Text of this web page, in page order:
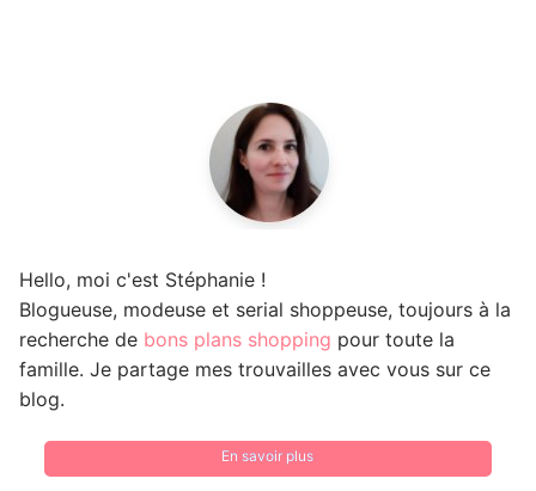
Hello, moi c'est Stéphanie !
Blogueuse, modeuse et serial shoppeuse, toujours à la
recherche de bons plans shopping pour toute la
famille. Je partage mes trouvailles avec vous sur ce
blog.
En savoir plus